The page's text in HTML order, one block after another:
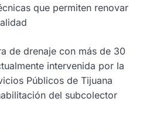
que permiten renovar
de drenaje con más de 30
intervenida por la
Públicos de Tijuana
del subcolector